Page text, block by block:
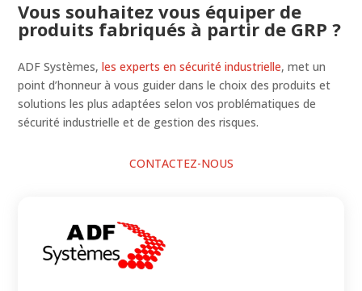
Vous souhaitez vous équiper de
produits fabriqués à partir de GRP ?
ADF Systèmes,les experts en sécurité industrielle, met un
point d’honneur à vous guider dans le choix des produits et
solutions les plus adaptées selon vos problématiques de
sécurité industrielle et de gestion des risques.
CONTACTEZ-NOUS